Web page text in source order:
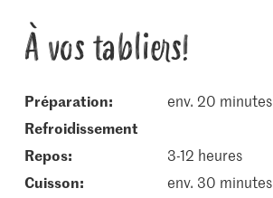
À vos tabliers!
Préparation:
env. 20 minutes
refroidissement
repos:
3-12 heures
cuisson:
env. 30 minutes